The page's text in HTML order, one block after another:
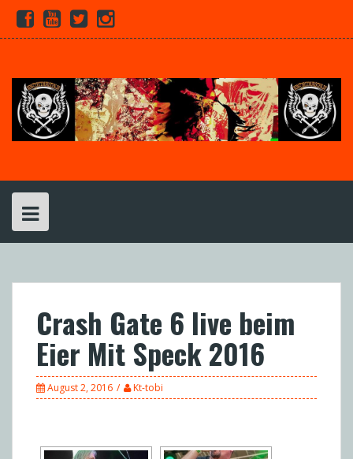
Skip
content
Facebook
YoutubeTwitterInstagram
Crash Gate 6 live beim
Eier Mit Speck 2016
August 2, 2016 Kt-tobi